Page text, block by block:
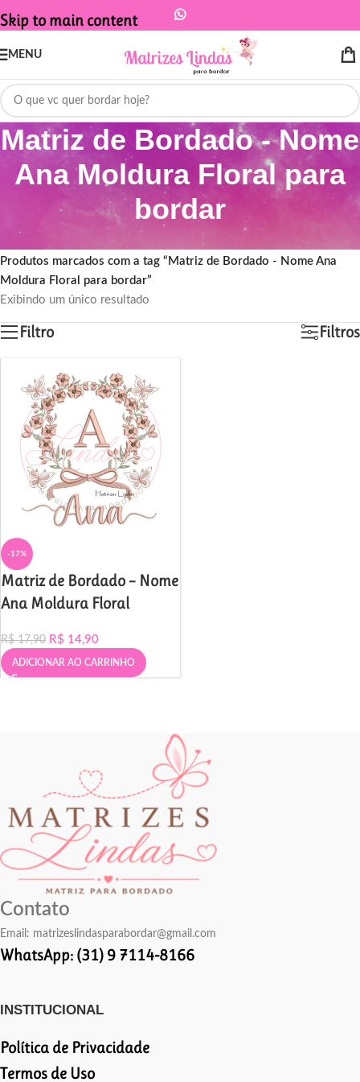
Skip to main content
MENU
Matriz de Bordado - Nome
Ana Moldura Floral para
bordar
Início
/
Produtos marcados com a tag “Matriz de Bordado - Nome Ana
Moldura Floral para bordar”
Exibindo um único resultado
Filtro Filtros
-17%
Matriz de Bordado – Nome
Ana Moldura Floral
R$17,90 R$ 14,90
ADICIONAR AO CARRINHO
Contato
Email: matrizeslindasparabordar@gmail.com
WhatsApp: (31) 9 7114-8166
INSTITUCIONAL
Política de Privacidade
Termos de Uso